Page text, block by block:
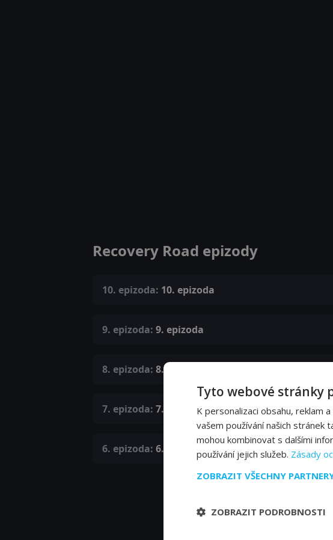
Recovery Road epizody
10. epizoda: 10. epizoda
9. epizoda: 9. epizoda
8. epizoda: 8. epizoda
7. epizoda: 7. epizoda
6. epizoda: 6. epizoda
Tyto webové stránky
K personalizaci obsahu, reklam
vašem používání našich stránek
mohou kombinovat s dalšími
používání jejich služeb. Zásady
ZOBRAZIT VŠECHNY
ZOBRAZIT PODROBNOSTI